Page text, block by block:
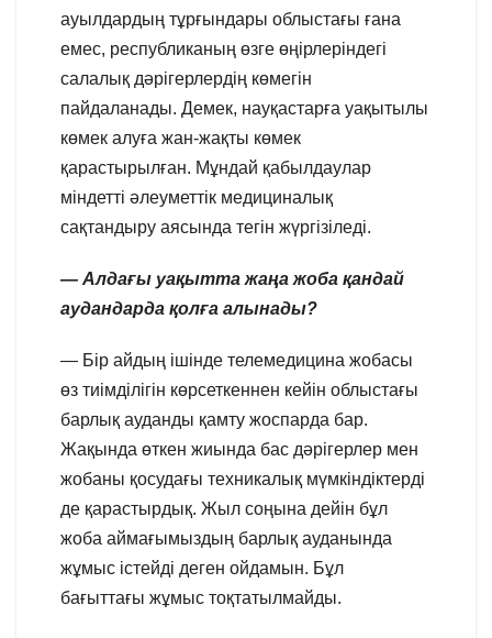
ауылдардың тұрғындары облыстағы ғана
емес, республиканың өзге өңірлеріндегі
салалық дәрігерлердің көмегін
пайдаланады. Демек, науқастарға уақытылы
көмек алуға жан-жақты көмек
қарастырылған. Мұндай қабылдаулар
міндетті әлеуметтік медициналық
сақтандыру аясында тегін жүргізіледі.
— Алдағы уақытта жаңа жоба қандай
аудандарда қолға алынады?
— Бір айдың ішінде телемедицина жобасы
өз тиімділігін көрсеткеннен кейін облыстағы
барлық ауданды қамту жоспарда бар.
Жақында өткен жиында бас дәрігерлер мен
жобаны қосудағы техникалық мүмкіндіктерді
де қарастырдық. Жыл соңына дейін бұл
жоба аймағымыздың барлық ауданында
жұмыс істейді деген ойдамын. Бұл
бағыттағы жұмыс тоқтатылмайды.